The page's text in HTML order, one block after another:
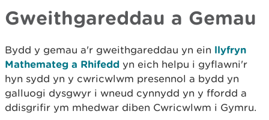
Gweithgareddau a Gemau
Bydd y gemau a'r gweithgareddau yn ein llyfryn
Mathemateg a Rhifedd yn eich helpu i gyflawni'r
hyn sydd yn y cwricwlwm presennol a bydd yn
galluogi dysgwyr i wneud cynnydd yn y ffordd a
ddisgrifir ym mhedwar diben Cwricwlwm i Gymru.